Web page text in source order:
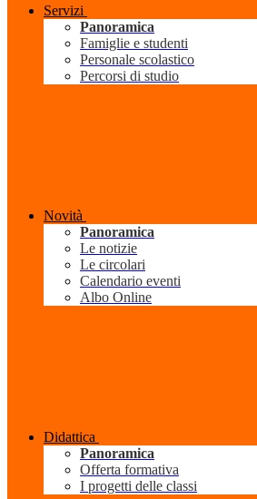
Servizi
Panoramica
Famiglie e studenti
Personale scolastico
Percorsi di studio
Novità
Panoramica
Le notizie
Le circolari
Calendario eventi
Albo Online
Didattica
Panoramica
Offerta formativa
I progetti delle classi